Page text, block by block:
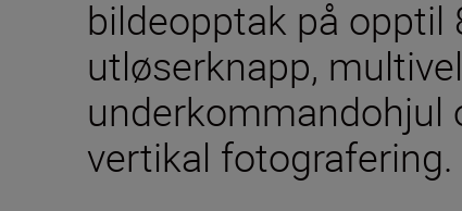
bildeopptak på opptil
utløserknapp,
underkommandohjul
vertikal fotografering.